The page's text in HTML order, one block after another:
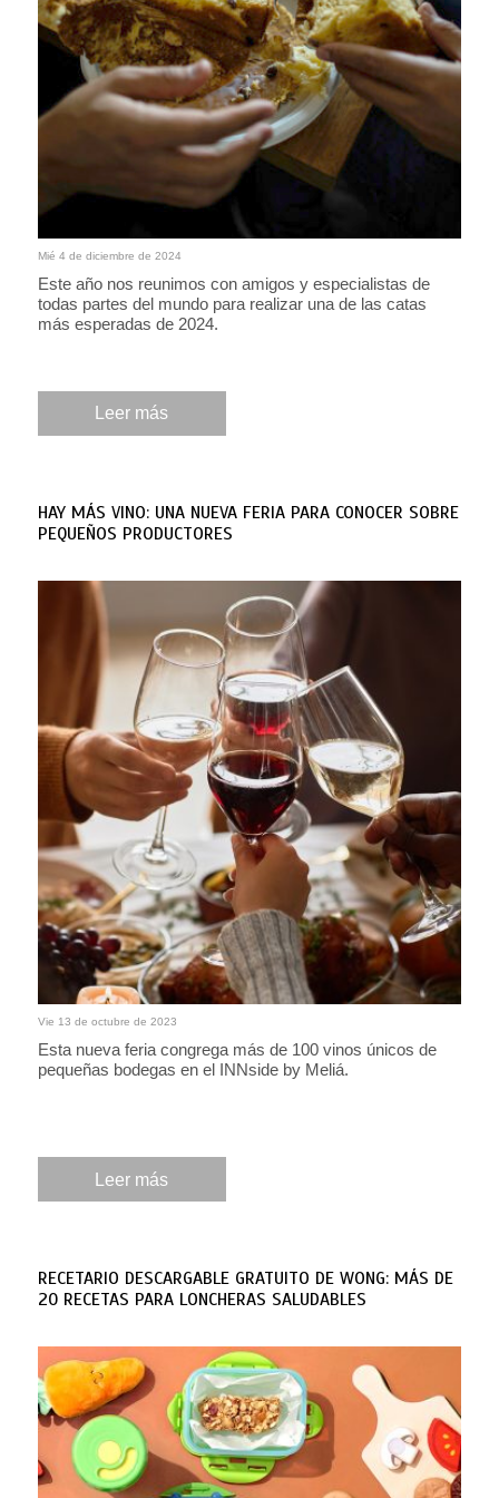
Mié 4 de diciembre de 2024
Este año nos reunimos con amigos y especialistas de
todas partes del mundo para realizar una de las catas
más esperadas de 2024.
Leer más
HAY MÁS VINO: UNA NUEVA FERIA PARA CONOCER SOBRE
PEQUEÑOS PRODUCTORES
Vie 13 de octubre de 2023
Esta nueva feria congrega más de 100 vinos únicos de
pequeñas bodegas en el INNside by Meliá.
Leer más
RECETARIO DESCARGABLE GRATUITO DE WONG: MÁS DE
20 RECETAS PARA LONCHERAS SALUDABLES